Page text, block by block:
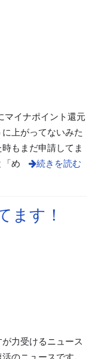
マイナポイント還元
上がってないみた
もまだ申請してま
め
続きを読む
ます！
力受けるニュース